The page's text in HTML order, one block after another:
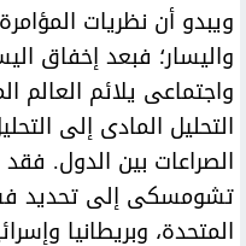
ويبدو أن نظريات
واليسار؛ فبعد إخفاق
واجتماعى يلائم العالم
التحليل المادى إلى
الصراعات بين الدول.
تشومسكى إلى تحديد
المتحدة، وبريطانيا